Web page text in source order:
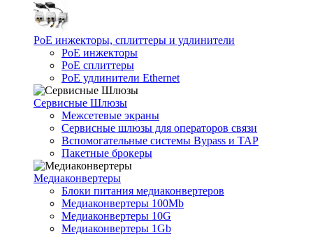
PoE инжекторы, сплиттеры и удлинители
PoE инжекторы
PoE сплиттеры
PoE удлинители Ethernet
Сервисные Шлюзы
Межсетевые экраны
Сервисные шлюзы для операторов связи
Вспомогательные системы Bypass и TAP
Пакетные брокеры
Медиаконвертеры
Блоки питания медиаконвертеров
Медиаконвертеры 100Mb
Медиаконвертеры 10G
Медиаконвертеры 1Gb